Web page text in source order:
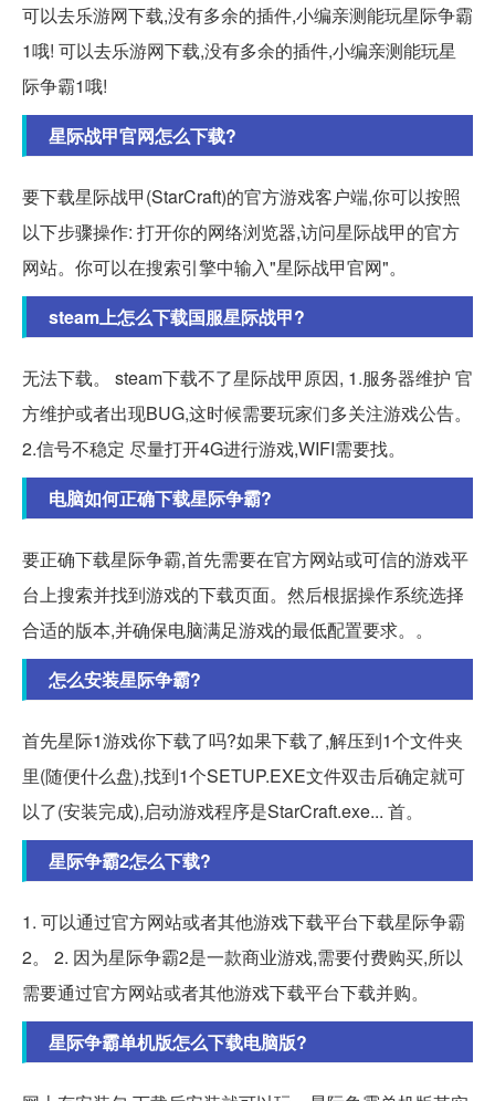
可以去乐游网下载,没有多余的插件,小编亲测能玩星际争霸
1哦! 可以去乐游网下载,没有多余的插件,小编亲测能玩星
际争霸1哦!
星际战甲官网怎么下载?
要下载星际战甲(StarCraft)的官方游戏客户端,你可以按照
以下步骤操作: 打开你的网络浏览器,访问星际战甲的官方
网站。你可以在搜索引擎中输入"星际战甲官网"。
steam上怎么下载国服星际战甲?
无法下载。 steam下载不了星际战甲原因, 1.服务器维护 官
方维护或者出现BUG,这时候需要玩家们多关注游戏公告。
2.信号不稳定 尽量打开4G进行游戏,WIFI需要找。
电脑如何正确下载星际争霸?
要正确下载星际争霸,首先需要在官方网站或可信的游戏平
台上搜索并找到游戏的下载页面。然后根据操作系统选择
合适的版本,并确保电脑满足游戏的最低配置要求。。
怎么安装星际争霸?
首先星际1游戏你下载了吗?如果下载了,解压到1个文件夹
里(随便什么盘),找到1个SETUP.EXE文件双击后确定就可
以了(安装完成),启动游戏程序是StarCraft.exe... 首。
星际争霸2怎么下载?
1. 可以通过官方网站或者其他游戏下载平台下载星际争霸
2。 2. 因为星际争霸2是一款商业游戏,需要付费购买,所以
需要通过官方网站或者其他游戏下载平台下载并购。
星际争霸单机版怎么下载电脑版?